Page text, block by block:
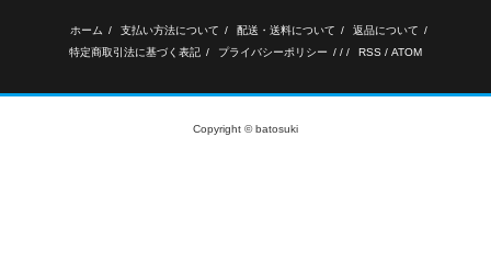
ホーム / 支払い方法について / 配送・送料について / 返品について /
特定商取引法に基づく表記 / プライバシーポリシー / / / RSS / ATOM
Copyright © batosuki